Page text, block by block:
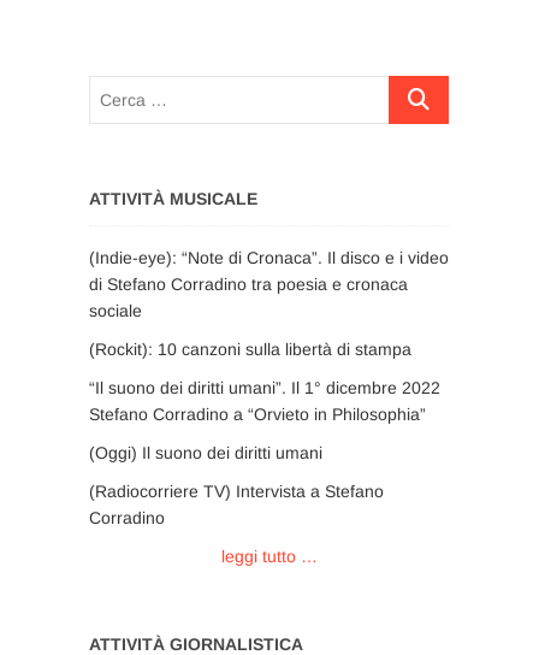
Cerca
ATTIVITÀ MUSICALE
(Indie-eye): “Note di Cronaca”. Il disco e i video
di Stefano Corradino tra poesia e cronaca
sociale
(Rockit): 10 canzoni sulla libertà di stampa
“Il suono dei diritti umani”. Il 1° dicembre 2022
Stefano Corradino a “Orvieto in Philosophia”
(Oggi) Il suono dei diritti umani
(Radiocorriere TV) Intervista a Stefano
Corradino
leggi tutto …
ATTIVITÀ GIORNALISTICA